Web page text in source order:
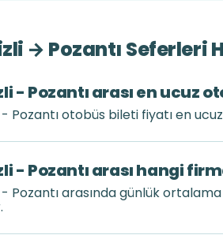
→ Pozantı Seferleri
- Pozantı arası en ucuz
- Pozantı otobüs bileti fiyatı en
- Pozantı arası hangi
- Pozantı arasında günlük